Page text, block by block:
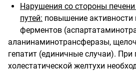
Нарушения со стороны
путей: повышение активности
ферментов
аланинаминотрансферазы,
гепатит (единичные случаи). При
холестатической желтухи